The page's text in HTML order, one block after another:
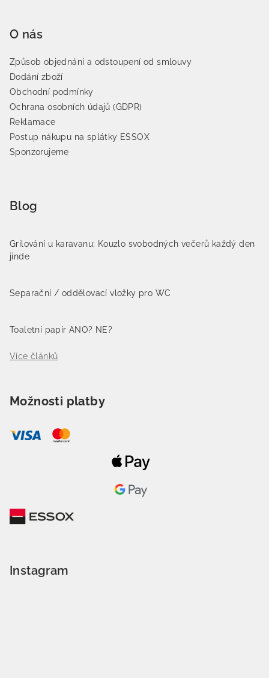
O nás
Způsob objednání a odstoupení od smlouvy
Dodání zboží
Obchodní podmínky
Ochrana osobních údajů (GDPR)
Reklamace
Postup nákupu na splátky ESSOX
Sponzorujeme
Blog
Grilování u karavanu: Kouzlo svobodných večerů každý den
jinde
Separační / oddělovací vložky pro WC
Toaletní papír ANO? NE?
Více článků
Možnosti platby
Instagram